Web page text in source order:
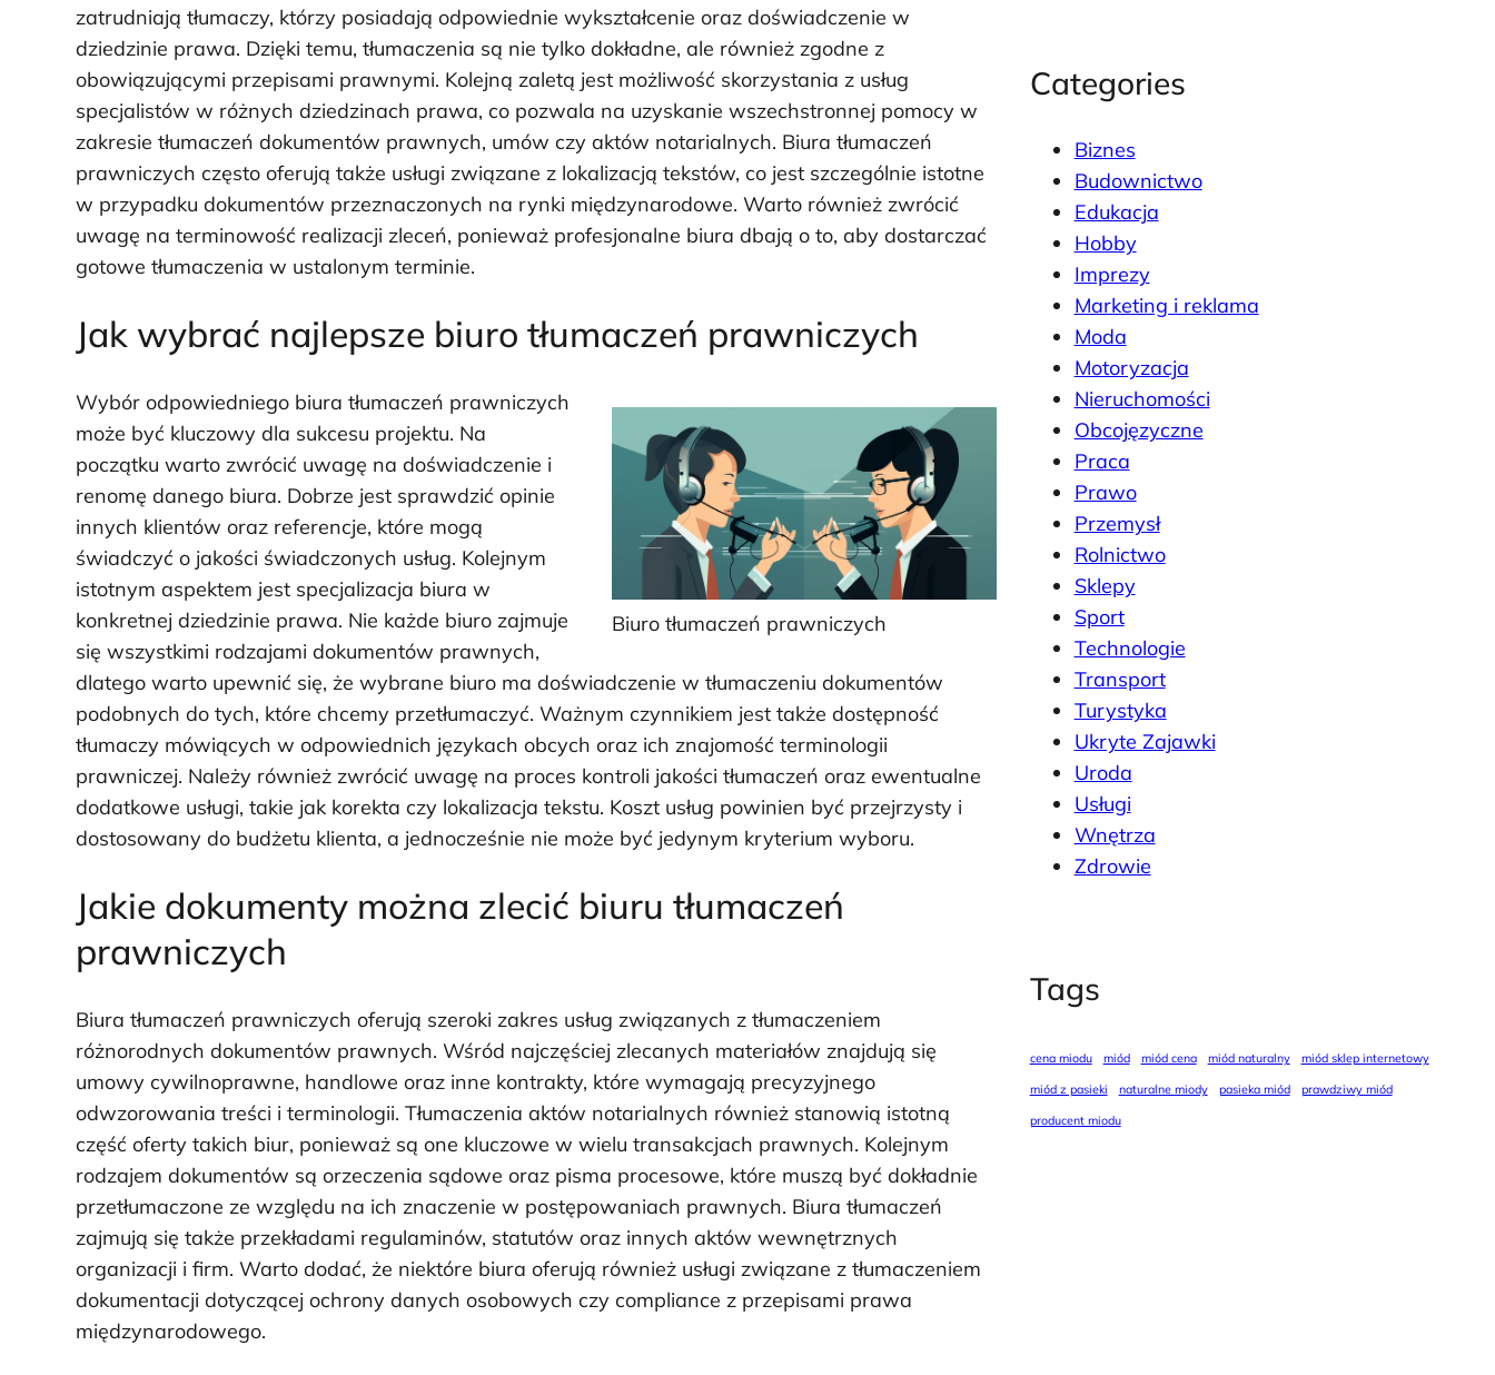
zatrudniają tłumaczy, którzy posiadają odpowiednie wykształcenie oraz doświadczenie w
dziedzinie prawa. Dzięki temu, tłumaczenia są nie tylko dokładne, ale również zgodne z
obowiązującymi przepisami prawnymi. Kolejną zaletą jest możliwość skorzystania z usług
specjalistów w różnych dziedzinach prawa, co pozwala na uzyskanie wszechstronnej pomocy w
zakresie tłumaczeń dokumentów prawnych, umów czy aktów notarialnych. Biura tłumaczeń
prawniczych często oferują także usługi związane z lokalizacją tekstów, co jest szczególnie istotne
w przypadku dokumentów przeznaczonych na rynki międzynarodowe. Warto również zwrócić
uwagę na terminowość realizacji zleceń, ponieważ profesjonalne biura dbają o to, aby dostarczać
gotowe tłumaczenia w ustalonym terminie.
Jak wybrać najlepsze biuro tłumaczeń prawniczych
Biuro tłumaczeń prawniczych
Wybór odpowiedniego biura tłumaczeń prawniczych
może być kluczowy dla sukcesu projektu. Na
początku warto zwrócić uwagę na doświadczenie i
renomę danego biura. Dobrze jest sprawdzić opinie
innych klientów oraz referencje, które mogą
świadczyć o jakości świadczonych usług. Kolejnym
istotnym aspektem jest specjalizacja biura w
konkretnej dziedzinie prawa. Nie każde biuro zajmuje
się wszystkimi rodzajami dokumentów prawnych,
dlatego warto upewnić się, że wybrane biuro ma doświadczenie w tłumaczeniu dokumentów
podobnych do tych, które chcemy przetłumaczyć. Ważnym czynnikiem jest także dostępność
tłumaczy mówiących w odpowiednich językach obcych oraz ich znajomość terminologii
prawniczej. Należy również zwrócić uwagę na proces kontroli jakości tłumaczeń oraz ewentualne
dodatkowe usługi, takie jak korekta czy lokalizacja tekstu. Koszt usług powinien być przejrzysty i
dostosowany do budżetu klienta, a jednocześnie nie może być jedynym kryterium wyboru.
Jakie dokumenty można zlecić biuru tłumaczeń
prawniczych
Biura tłumaczeń prawniczych oferują szeroki zakres usług związanych z tłumaczeniem
różnorodnych dokumentów prawnych. Wśród najczęściej zlecanych materiałów znajdują się
umowy cywilnoprawne, handlowe oraz inne kontrakty, które wymagają precyzyjnego
odwzorowania treści i terminologii. Tłumaczenia aktów notarialnych również stanowią istotną
część oferty takich biur, ponieważ są one kluczowe w wielu transakcjach prawnych. Kolejnym
rodzajem dokumentów są orzeczenia sądowe oraz pisma procesowe, które muszą być dokładnie
przetłumaczone ze względu na ich znaczenie w postępowaniach prawnych. Biura tłumaczeń
zajmują się także przekładami regulaminów, statutów oraz innych aktów wewnętrznych
organizacji i firm. Warto dodać, że niektóre biura oferują również usługi związane z tłumaczeniem
dokumentacji dotyczącej ochrony danych osobowych czy compliance z przepisami prawa
międzynarodowego.
Categories
Biznes
Budownictwo
Edukacja
Hobby
Imprezy
Marketing i reklama
Moda
Motoryzacja
Nieruchomości
Obcojęzyczne
Praca
Prawo
Przemysł
Rolnictwo
Sklepy
Sport
Technologie
Transport
Turystyka
Ukryte Zajawki
Uroda
Usługi
Wnętrza
Zdrowie
Tags
cena miodu miód miód cena miód naturalny
miód sklep internetowy
miód z pasieki
naturalne miody pasieka miód
prawdziwy miód
producent miodu